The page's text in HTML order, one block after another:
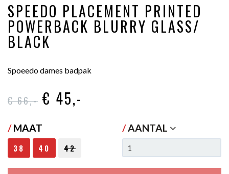
SPEEDO PLACEMENT PRINTED
POWERBACK BLURRY GLASS/
BLACK
Spoeedo dames badpak
€ 66,- € 45,-
/MAAT
38 40 42
/AANTAL